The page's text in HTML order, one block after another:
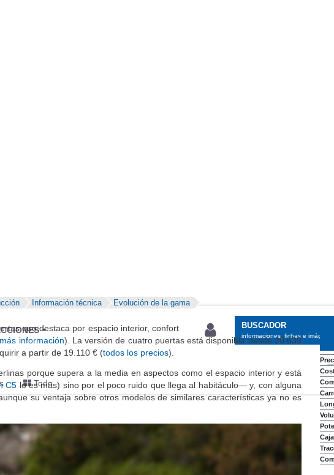
BUSCADOR
informaciones, fichas e imágenes
que destaca por espacio interior, confort
más información ). La versión de cuatro puertas está disponible desde 20.639
a partir de 19.110 € (
porque supera a la media en aspectos como el espacio interior y está
C5lo es más) sino por el poco ruido que llega al habitáculo— y, con alguna
su ventaja sobre otros modelos de similares características ya no es